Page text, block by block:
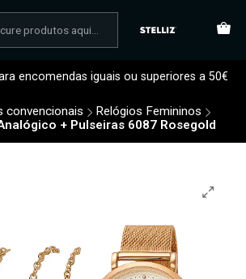
encomendas iguais ou superiores a 50€
convencionais
Relógios Femininos
+ Pulseiras 6087 Rosegold